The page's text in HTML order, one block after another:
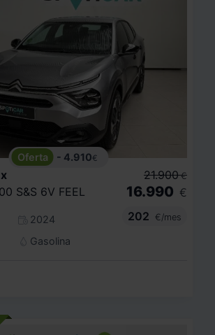
- 4.910€
S&S 6V FEEL
2024
Gasolina
21.900 €
16.990 €
202
€/mes